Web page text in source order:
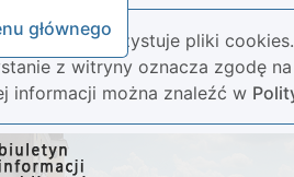
głównego
strona wykorzystuje pliki cookies.
z witryny oznacza zgodę
informacji można znaleźć w